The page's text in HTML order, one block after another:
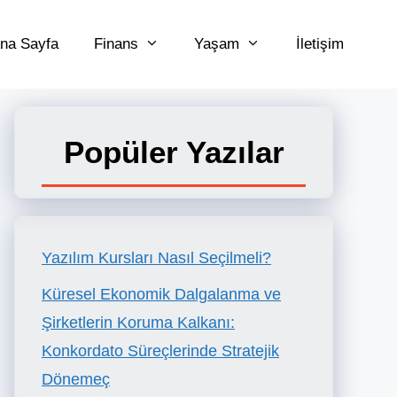
Sayfa Finans Yaşam İletişim
Popüler Yazılar
Yazılım Kursları Nasıl Seçilmeli?
Küresel Ekonomik Dalgalanma ve
Şirketlerin Koruma Kalkanı:
Konkordato Süreçlerinde Stratejik
Dönemeç